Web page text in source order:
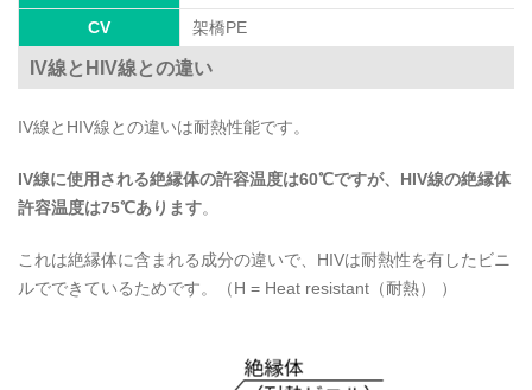
CV
架橋PE
IV線とHIV線との違い
IV線とHIV線との違いは耐熱性能です。
IV線に使用される絶縁体の許容温度は60℃ですが、HIV線の絶縁体
許容温度は75℃あります。
これは絶縁体に含まれる成分の違いで、HIVは耐熱性を有したビニ
ルでできているためです。（H = Heat resistant（耐熱） ）